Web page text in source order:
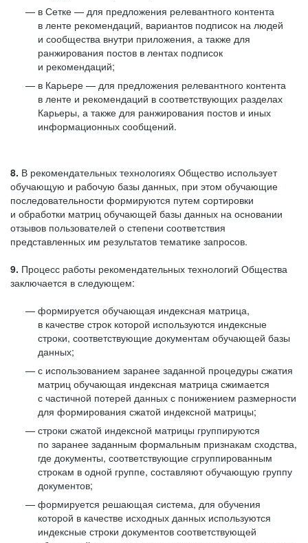
в Сетке — для предложения релевантного контента
в ленте рекомендаций, вариантов подписок на людей
и сообщества внутри приложения, а также для
ранжирования постов в лентах подписок
и рекомендаций;
в Карьере — для предложения релевантного контента
в ленте и рекомендаций в соответствующих разделах
Карьеры, а также для ранжирования постов и иных
информационных сообщений.
8. В рекомендательных технологиях Общество использует
обучающую и рабочую базы данных, при этом обучающие
последовательности формируются путем сортировки
и обработки матриц обучающей базы данных на основании
отзывов пользователей о степени соответствия
представленных им результатов тематике запросов.
9. Процесс работы рекомендательных технологий Общества
заключается в следующем:
формируется обучающая индексная матрица,
в качестве строк которой используются индексные
строки, соответствующие документам обучающей базы
данных;
с использованием заранее заданной процедуры сжатия
матриц обучающая индексная матрица сжимается
с частичной потерей данных с понижением размерности
для формирования сжатой индексной матрицы;
строки сжатой индексной матрицы группируются
по заранее заданным формальным признакам сходства,
где документы, соответствующие сгруппированным
строкам в одной группе, составляют обучающую группу
документов;
формируется решающая система, для обучения
которой в качестве исходных данных используются
индексные строки документов соответствующей